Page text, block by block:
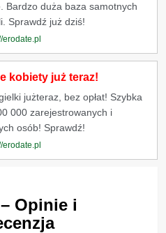
Bardzo duża baza samotnych
Sprawdź już dziś!
erodate.pl
kobiety już teraz!
jużteraz, bez opłat! Szybka
000 zarejestrowanych i
osób! Sprawdź!
erodate.pl
Opinie i